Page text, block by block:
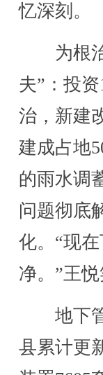
忆深刻。
为根治
夫”：投
治，新建
建成占地
的雨水调
问题彻底
化。“现
净。”王悦
地下管
县累计更